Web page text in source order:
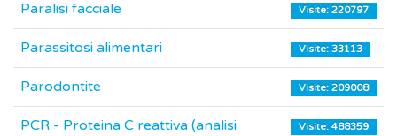
Paralisi facciale Visite: 220797
Parassitosi alimentari Visite: 33113
Parodontite Visite: 209008
PCR - Proteina C reattiva (analisi
Visite: 488359